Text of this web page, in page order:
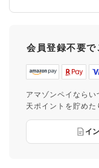
会員登録不要
アマゾンペイなら
天ポイントを貯めた
イ